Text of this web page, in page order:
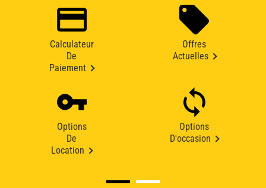
Calculateur
De
Paiement
Offres
Actuelles
Options
De
Location
Options
D'occasion